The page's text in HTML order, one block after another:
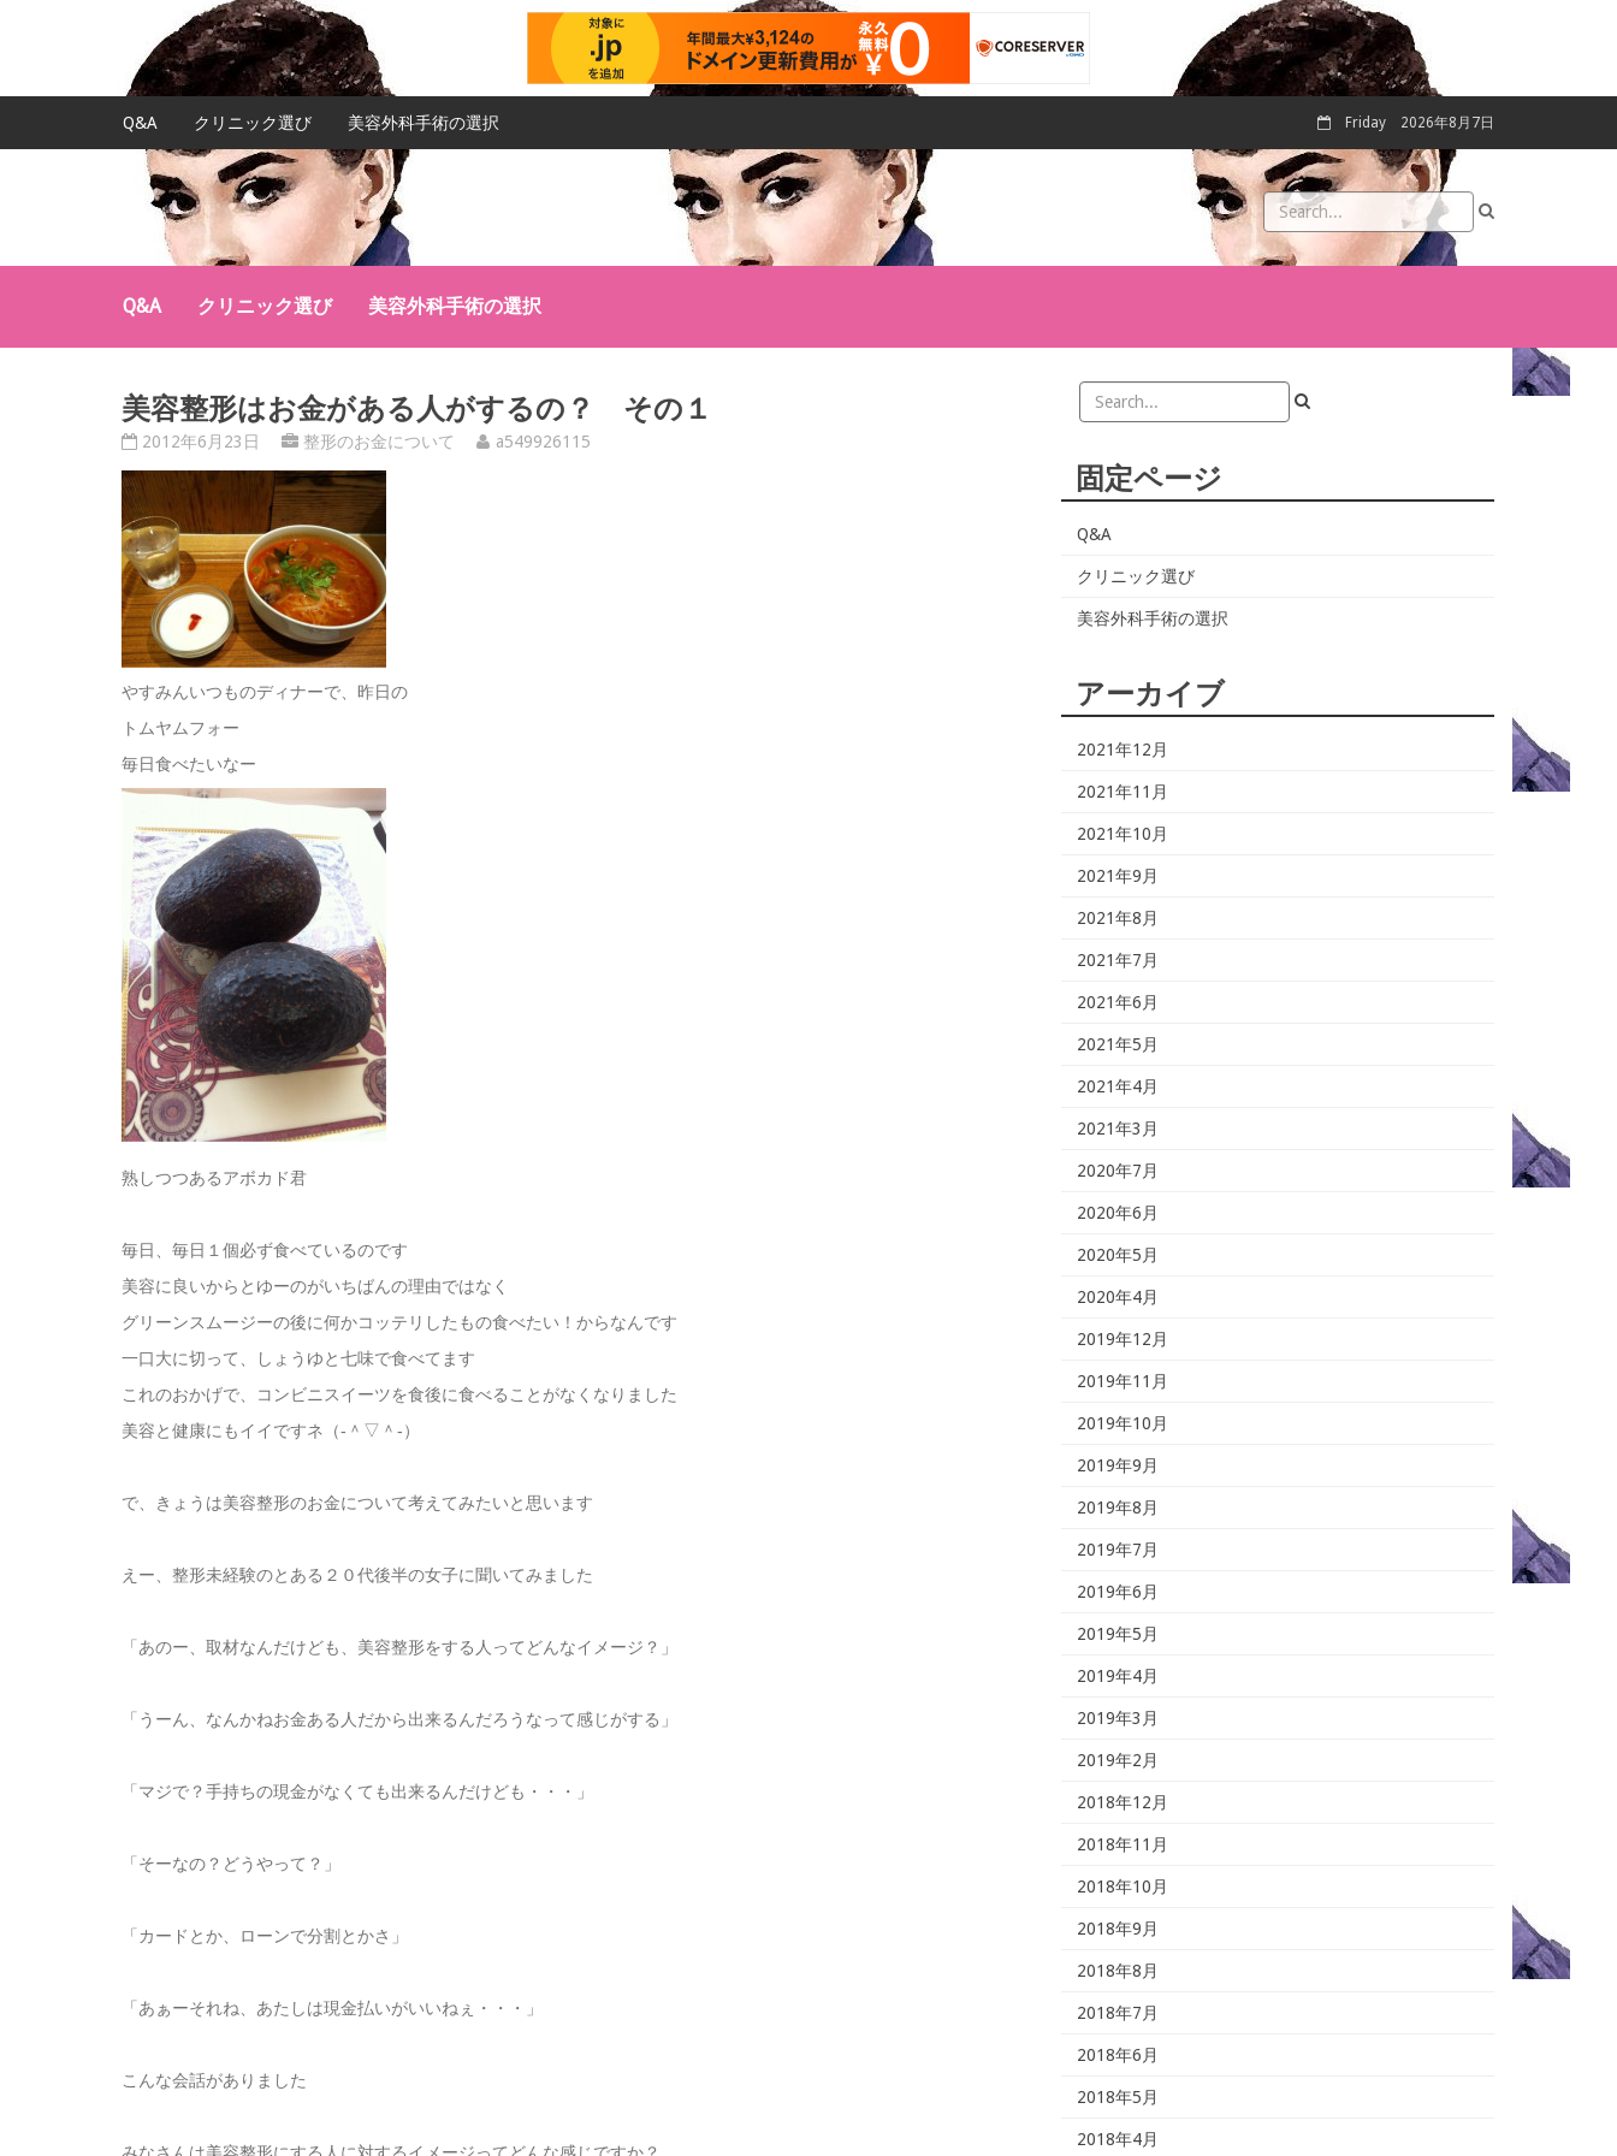
Q&A クリニック選び 美容外科手術の選択 Friday 2026年8月7日
Q&A クリニック選び 美容外科手術の選択
美容整形はお金がある人がするの？ その１
2012年6月23日 整形のお金について a549926115
やすみんいつものディナーで、昨日の
トムヤムフォー
毎日食べたいなー
熟しつつあるアボカド君
毎日、毎日１個必ず食べているのです
美容に良いからとゆーのがいちばんの理由ではなく
グリーンスムージーの後に何かコッテリしたもの食べたい！からなんです
一口大に切って、しょうゆと七味で食べてます
これのおかげで、コンビニスイーツを食後に食べることがなくなりました
美容と健康にもイイですネ（‐＾▽＾‐）
で、きょうは美容整形のお金について考えてみたいと思います
えー、整形未経験のとある２０代後半の女子に聞いてみました
「あのー、取材なんだけども、美容整形をする人ってどんなイメージ？」
「うーん、なんかねお金ある人だから出来るんだろうなって感じがする」
「マジで？手持ちの現金がなくても出来るんだけども・・・」
「そーなの？どうやって？」
「カードとか、ローンで分割とかさ」
「あぁーそれね、あたしは現金払いがいいねぇ・・・」
こんな会話がありました
固定ページ
Q&A
クリニック選び
美容外科手術の選択
アーカイブ
2021年12月
2021年11月
2021年10月
2021年9月
2021年8月
2021年7月
2021年6月
2021年5月
2021年4月
2021年3月
2020年7月
2020年6月
2020年5月
2020年4月
2019年12月
2019年11月
2019年10月
2019年9月
2019年8月
2019年7月
2019年6月
2019年5月
2019年4月
2019年3月
2019年2月
2018年12月
2018年11月
2018年10月
2018年9月
2018年8月
2018年7月
2018年6月
2018年5月
2018年4月